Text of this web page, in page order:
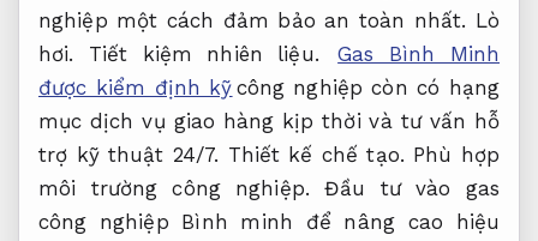
nghiệp một cách đảm bảo an toàn nhất. Lò
hơi.
Tiết kiệm nhiên liệu.
Gas Bình Minh
được kiểm định kỹ công nghiệp còn có hạng
mục dịch vụ giao hàng kịp thời và tư vấn hỗ
trợ kỹ thuật 24/7. Thiết kế chế tạo. Phù hợp
môi trường công nghiệp. Đầu tư vào gas
công nghiệp Bình minh để nâng cao hiệu